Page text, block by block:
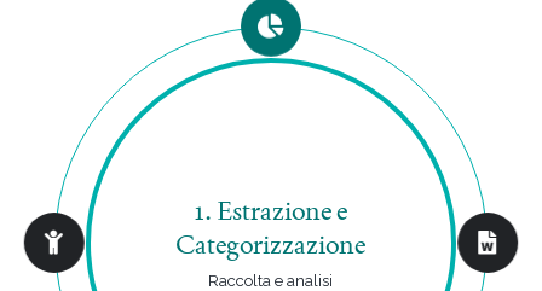
1. Estrazione e
Categorizzazione
Raccolta e analisi